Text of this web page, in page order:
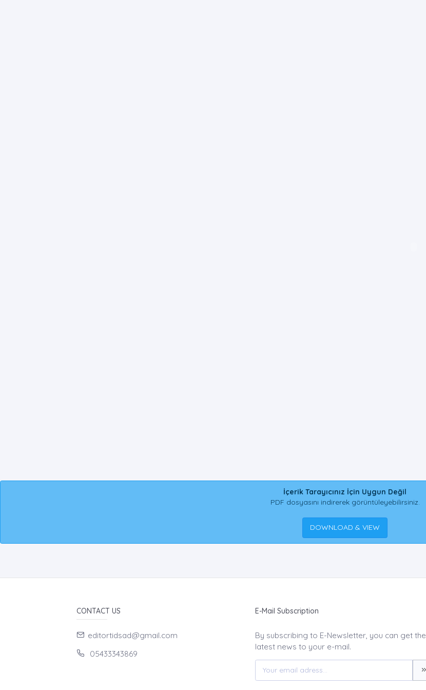
İçerik Tarayıcınız İçin Uygun Değil
PDF dosyasını indirerek görüntüleyebilirsiniz.
DOWNLOAD & VIEW
CONTACT US
editortidsad@gmail.com
05433343869
E-Mail Subscription
By subscribing to E-Newsletter, you can get the
latest news to your e-mail.